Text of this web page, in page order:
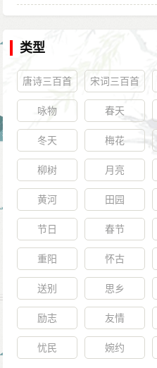
类型
唐诗三百首 宋词三百首
咏物 春天
冬天 梅花
柳树 月亮
黄河 田园
节日 春节
重阳 怀古
送别 思乡
励志 友情
忧民 婉约